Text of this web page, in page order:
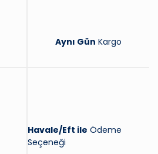
Aynı Gün Kargo
Havale/Eft ile Ödeme
Seçeneği